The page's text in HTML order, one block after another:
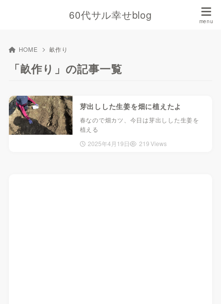
60代サル幸せblog
HOME 畝作り
「畝作り」の記事一覧
芽出しした生姜を畑に植えたよ
春なので畑カツ、今日は芽出しした生姜を
植える
2025年4月19日
219 Views